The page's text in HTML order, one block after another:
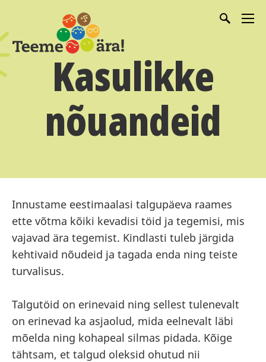
Kasulikke
nõuandeid
Innustame eestimaalasi talgupäeva raames
ette võtma kõiki kevadisi töid ja tegemisi, mis
vajavad ära tegemist. Kindlasti tuleb järgida
kehtivaid nõudeid ja tagada enda ning teiste
turvalisus.
Talgutöid on erinevaid ning sellest tulenevalt
on erinevad ka asjaolud, mida eelnevalt läbi
mõelda ning kohapeal silmas pidada. Kõige
tähtsam, et talgud oleksid ohutud nii